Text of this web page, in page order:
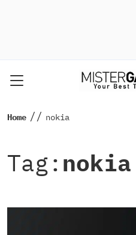
Home // nokia
Tag: nokia